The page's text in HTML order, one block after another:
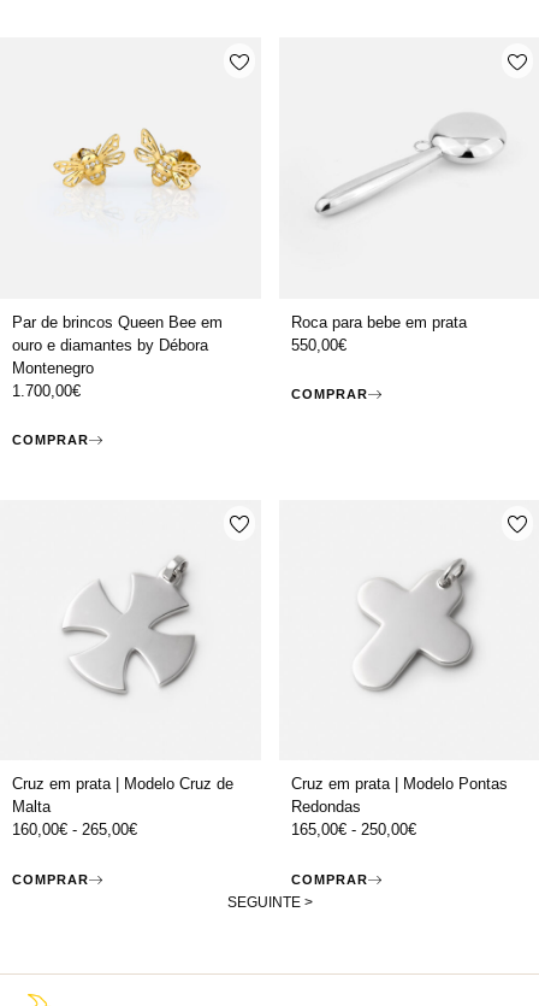
Par de brincos Queen Bee em
ouro e diamantes by Débora
Montenegro
1.700,00€
COMPRAR
Roca para bebe em prata
550,00€
COMPRAR
Cruz em prata | Modelo Cruz de
Malta
160,00€ - 265,00€
COMPRAR
Cruz em prata | Modelo Pontas
Redondas
165,00€- 250,00€
COMPRAR
SEGUINTE >